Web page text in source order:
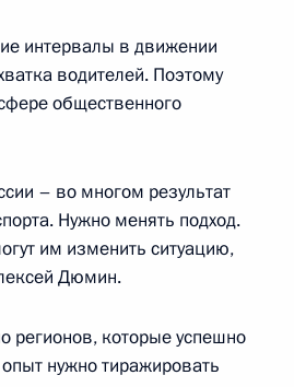
интервалы в движении
водителей. Поэтому
общественного
– во многом результат
Нужно менять подход.
им изменить ситуацию,
Дюмин.
регионов, которые успешно
нужно тиражировать